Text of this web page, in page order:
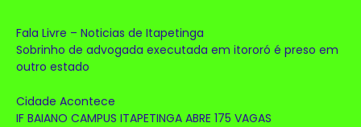
Fala Livre – Noticias de Itapetinga
Sobrinho de advogada executada em itororó é preso em
outro estado
Cidade Acontece
IF BAIANO CAMPUS ITAPETINGA ABRE 175 VAGAS